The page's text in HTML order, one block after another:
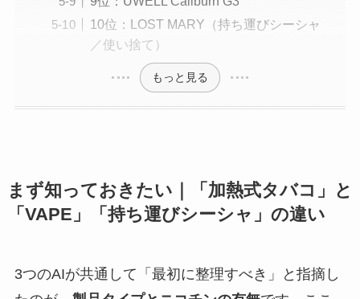
10位：LOST MARY（持ち運びシーシャ
／使い捨て）
もっと見る
まず知っておきたい｜「加熱式タバコ」と
「VAPE」「持ち運びシーシャ」の違い
3つのAIが共通して「最初に整理すべき」と指摘し